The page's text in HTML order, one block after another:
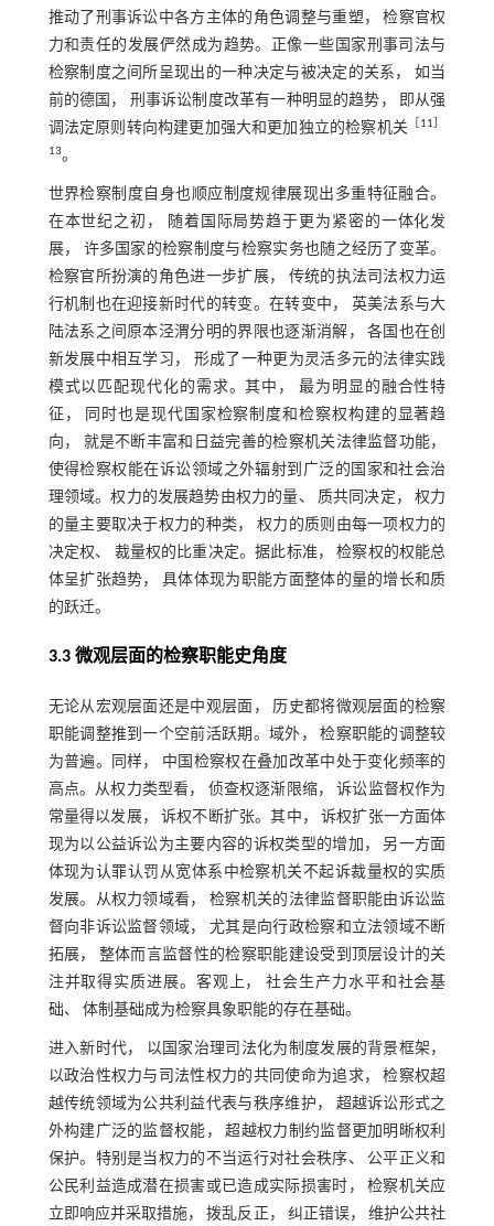
推动了刑事诉讼中各方主体的角色调整与重塑， 检察官权
力和责任的发展俨然成为趋势。正像一些国家刑事司法与
检察制度之间所呈现出的一种决定与被决定的关系， 如当
前的德国， 刑事诉讼制度改革有一种明显的趋势， 即从强
调法定原则转向构建更加强大和更加独立的检察机关
11
13。
世界检察制度自身也顺应制度规律展现出多重特征融合。
在本世纪之初， 随着国际局势趋于更为紧密的一体化发
展， 许多国家的检察制度与检察实务也随之经历了变革。
检察官所扮演的角色进一步扩展， 传统的执法司法权力运
行机制也在迎接新时代的转变。在转变中， 英美法系与大
陆法系之间原本泾渭分明的界限也逐渐消解， 各国也在创
新发展中相互学习， 形成了一种更为灵活多元的法律实践
模式以匹配现代化的需求。其中， 最为明显的融合性特
征， 同时也是现代国家检察制度和检察权构建的显著趋
向， 就是不断丰富和日益完善的检察机关法律监督功能，
使得检察权能在诉讼领域之外辐射到广泛的国家和社会治
理领域。权力的发展趋势由权力的量、 质共同决定， 权力
的量主要取决于权力的种类， 权力的质则由每一项权力的
决定权、 裁量权的比重决定。据此标准， 检察权的权能总
体呈扩张趋势， 具体体现为职能方面整体的量的增长和质
的跃迁。
3.3 微观层面的检察职能史角度
无论从宏观层面还是中观层面， 历史都将微观层面的检察
职能调整推到一个空前活跃期。域外， 检察职能的调整较
为普遍。同样， 中国检察权在叠加改革中处于变化频率的
高点。从权力类型看， 侦查权逐渐限缩， 诉讼监督权作为
常量得以发展， 诉权不断扩张。其中， 诉权扩张一方面体
现为以公益诉讼为主要内容的诉权类型的增加， 另一方面
体现为认罪认罚从宽体系中检察机关不起诉裁量权的实质
发展。从权力领域看， 检察机关的法律监督职能由诉讼监
督向非诉讼监督领域， 尤其是向行政检察和立法领域不断
拓展， 整体而言监督性的检察职能建设受到顶层设计的关
注并取得实质进展。客观上， 社会生产力水平和社会基
础、 体制基础成为检察具象职能的存在基础。
进入新时代， 以国家治理司法化为制度发展的背景框架，
以政治性权力与司法性权力的共同使命为追求， 检察权超
越传统领域为公共利益代表与秩序维护， 超越诉讼形式之
外构建广泛的监督权能， 超越权力制约监督更加明晰权利
保护。特别是当权力的不当运行对社会秩序、 公平正义和
公民利益造成潜在损害或已造成实际损害时， 检察机关应
立即响应并采取措施， 拨乱反正， 纠正错误， 维护公共社